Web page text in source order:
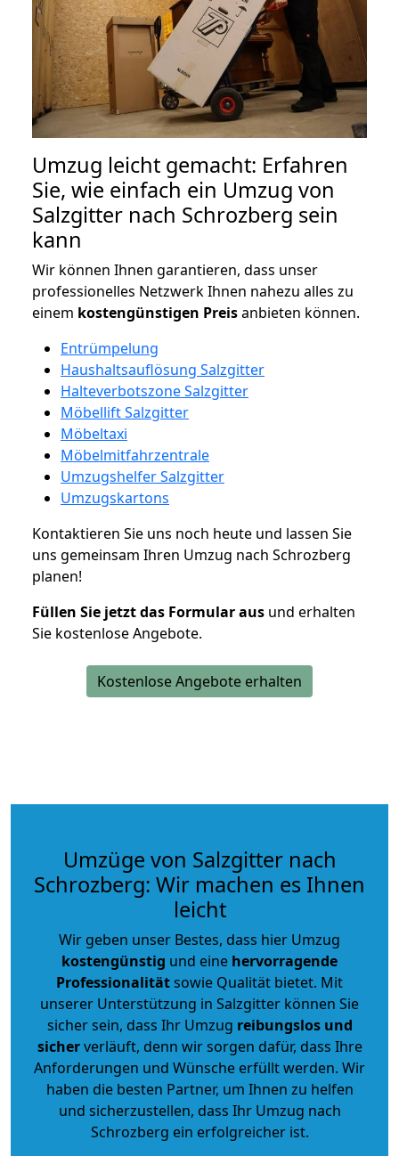
Umzug leicht gemacht: Erfahren
Sie, wie einfach ein Umzug von
Salzgitter nach Schrozberg sein
kann
Wir können Ihnen garantieren, dass unser
professionelles Netzwerk Ihnen nahezu alles zu
einem kostengünstigen Preisanbieten können.
Entrümpelung
Haushaltsauflösung Salzgitter
Halteverbotszone Salzgitter
Möbellift Salzgitter
Möbeltaxi
Möbelmitfahrzentrale
Umzugshelfer Salzgitter
Umzugskartons
Kontaktieren Sie uns noch heute und lassen Sie
uns gemeinsam Ihren Umzug nach Schrozberg
planen!
Füllen Sie jetzt das Formular aus und erhalten
Sie kostenlose Angebote.
Kostenlose Angebote erhalten
Umzüge von Salzgitter nach
Schrozberg: Wir machen es Ihnen
leicht
Wir geben unser Bestes, dass hier Umzug
kostengünstig und eine hervorragende
Professionalitätsowie Qualität bietet. Mit
unserer Unterstützung in Salzgitter können Sie
sicher sein, dass Ihr Umzug reibungslos und
sicherverläuft, denn wir sorgen dafür, dass Ihre
Anforderungen und Wünsche erfüllt werden. Wir
haben die besten Partner, um Ihnen zu helfen
und sicherzustellen, dass Ihr Umzug nach
Schrozberg ein erfolgreicher ist.